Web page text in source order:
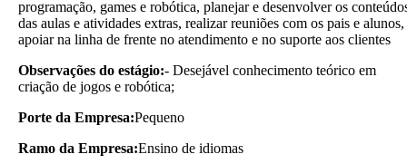
programação, games e robótica, planejar e desenvolver os
das aulas e atividades extras, realizar reuniões com os pais e alunos,
apoiar na linha de frente no atendimento e no suporte aos clientes
Observações do estágio:- Desejável conhecimento teórico em
criação de jogos e robótica;
Porte da Empresa:Pequeno
Ramo da Empresa:Ensino de idiomas